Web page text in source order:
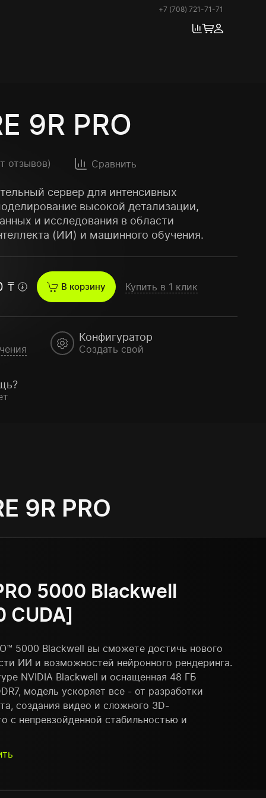
+7 (708) 721-71-71
9R PRO
отзывов) Сравнить
сервер для интенсивных
высокой детализации,
и исследования в области
(ИИ) и машинного обучения.
₸ В корзину Купить в 1 клик
Конфигуратор
Создать свой
9R PRO
5000 Blackwell
CUDA]
5000 Blackwell вы сможете достичь нового
ИИ и возможностей нейронного рендеринга.
NVIDIA Blackwell и оснащенная 48 ГБ
модель ускоряет все - от разработки
создания видео и сложного 3D-
с непревзойденной стабильностью и